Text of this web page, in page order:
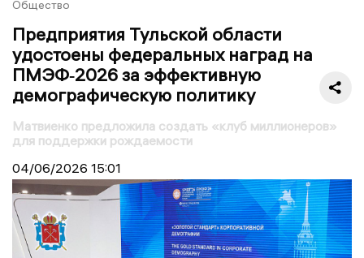
Общество
Предприятия Тульской области
удостоены федеральных наград на
ПМЭФ‑2026 за эффективную
демографическую политику
Матвиенко предложила создать «клуб миллионеров»
для поддержки рождаемости
04/06/2026 15:01